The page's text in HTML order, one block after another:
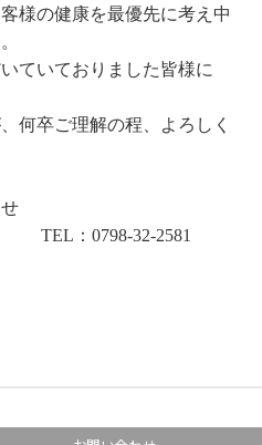
様の健康を最優先に考え中
ていておりました皆様に
何卒ご理解の程、よろしく
：0798‐32‐2581